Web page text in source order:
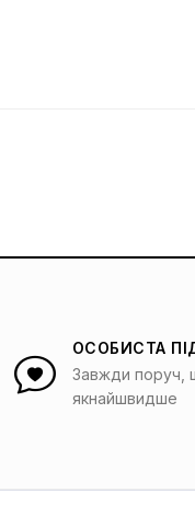
ОСОБИСТА
Завжди поруч,
якнайшвидше